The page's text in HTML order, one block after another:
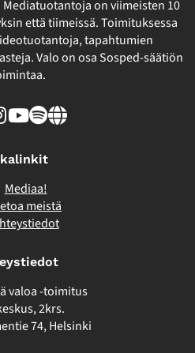
on viimeisten 10
että tiimeissä. Toimituksessa
tapahtumien
Valo on osa Sosped-säätiön
Instagram
Youtube
SpotifyLinkki
Mediaa!
meistä
valoa -toimitus
2krs.
74, Helsinki